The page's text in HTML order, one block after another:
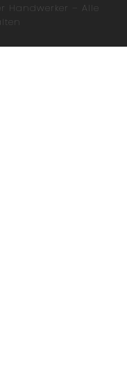
Handwerker
Alle